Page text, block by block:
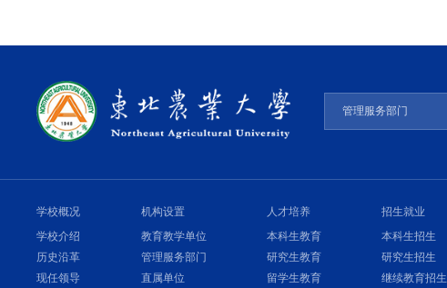
管理服务部门
学校概况
学校介绍
历史沿革
现任领导
机构设置
教育教学单位
管理服务部门
直属单位
人才培养
本科生教育
研究生教育
留学生教育
招生就业
本科生招生
研究生招生
继续教育招生